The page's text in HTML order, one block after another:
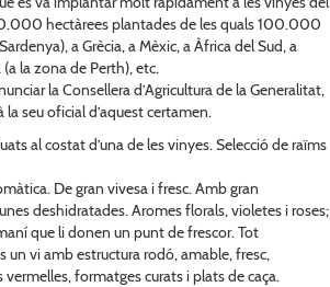
hectàrees plantades de les quals 100.000
a Grècia, a Mèxic, a Àfrica del Sud, a
la zona de Perth), etc.
la Consellera d’Agricultura de la Generalitat,
la seu oficial d’aquest certamen.
al costat d’una de les vinyes. Selecció de raïms
De gran vivesa i fresc. Amb gran
deshidratades. Aromes florals, violetes i roses;
que li donen un punt de frescor. Tot
vi amb estructura rodó, amable, fresc,
formatges curats i plats de caça.